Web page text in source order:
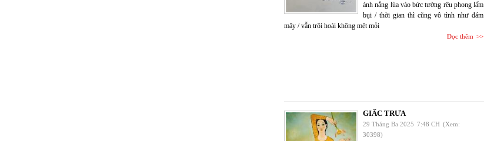
ánh nắng lùa vào bức tường rêu phong lấm
bụi / thời gian thì cũng vô tình như đám
mây / vẫn trôi hoài không mệt mỏi
Đọc thêm
GIẤC TRƯA
29 Tháng Ba 2025 7:48 CH (Xem:
30398)